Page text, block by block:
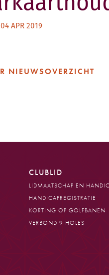
04 APR 2019
NIEUWSOVERZICHT
CLUBLID
LIDMAATSCHAP EN
HANDICAPREGISTRATIE
KORTING OP GOLFBANEN
VERBOND 9 HOLES